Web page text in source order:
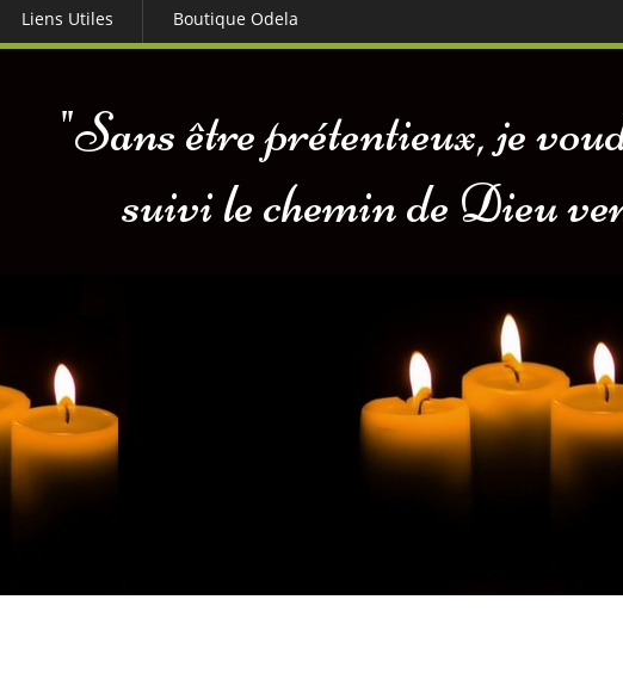
Liens Utiles
Services Gouv. et Autres
Boutique Odela
"Sans être prétentieux, je
suivi le chemin de Dieu